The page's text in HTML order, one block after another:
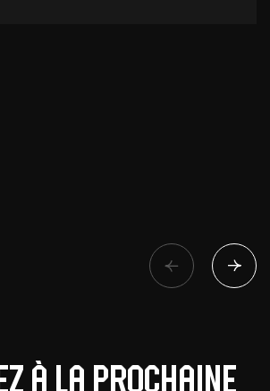
à la prochaine